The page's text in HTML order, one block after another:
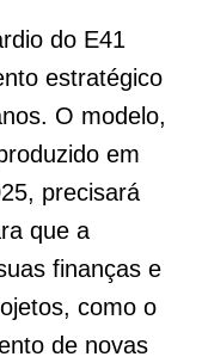
do E41
estratégico
O modelo,
em
precisará
que a
finanças e
como o
de novas